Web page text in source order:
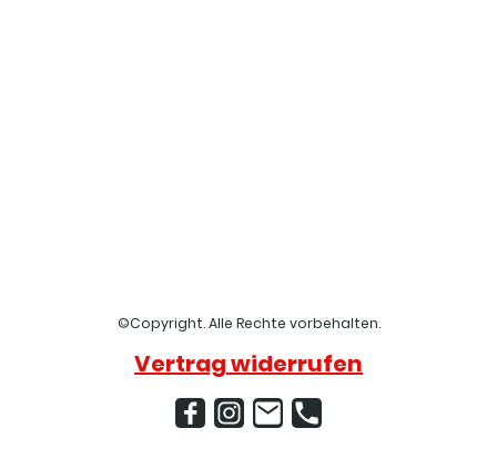
©Copyright. Alle Rechte vorbehalten.
Vertrag widerrufen